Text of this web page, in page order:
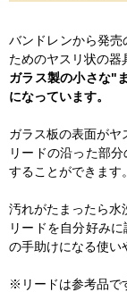
バンドレンから発
ためのヤスリ状の器
ガラス製の小さな"
になっています。
ガラス板の表面がヤ
リードの沿った部
することができます。
汚れがたまったら水
リードを自分好み
の手助けになる使い
※リードは参考品で